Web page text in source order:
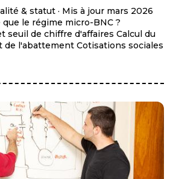
& statut · Mis à jour mars 2026
le régime micro-BNC ?
seuil de chiffre d'affaires Calcul du
de l'abattement Cotisations sociales